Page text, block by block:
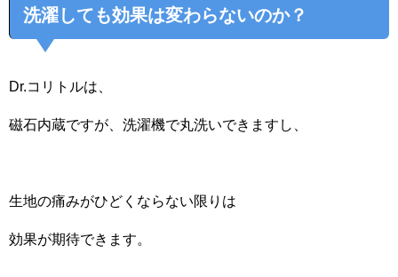
洗濯しても効果は変わらないのか？
Dr.コリトルは、
磁石内蔵ですが、洗濯機で丸洗いできますし、
生地の痛みがひどくならない限りは
効果が期待できます。